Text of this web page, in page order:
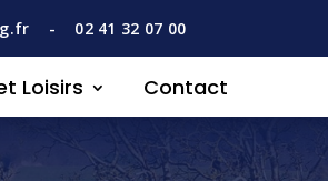
- 02 41 32 07 00
Loisirs Contact